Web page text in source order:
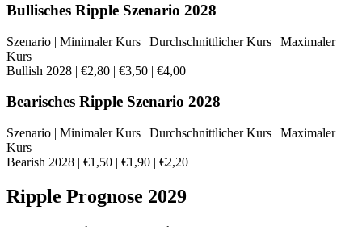
Bullisches Ripple Szenario 2028
Szenario | Minimaler Kurs | Durchschnittlicher Kurs | Maximaler
Kurs
Bullish 2028 | €2,80 | €3,50 | €4,00
Bearisches Ripple Szenario 2028
Szenario | Minimaler Kurs | Durchschnittlicher Kurs | Maximaler
Kurs
Bearish 2028 | €1,50 | €1,90 | €2,20
Ripple Prognose 2029